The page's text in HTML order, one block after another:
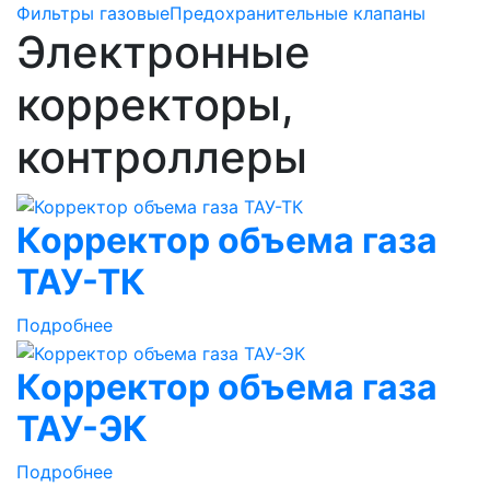
Фильтры газовыеПредохранительные клапаны
Электронные
корректоры,
контроллеры
Корректор объема газа
ТАУ-ТК
Подробнее
Корректор объема газа
ТАУ-ЭК
Подробнее